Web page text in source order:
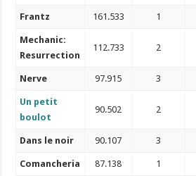
Frantz 161.533 1
Mechanic:
Resurrection
112.733 2
Nerve 97.915 3
Un petit
boulot
90.502 2
Dans le noir 90.107 3
Comancheria 87.138 1